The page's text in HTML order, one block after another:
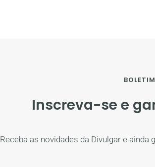
Inscreva-se e
Receba as novidades da Divulgar e